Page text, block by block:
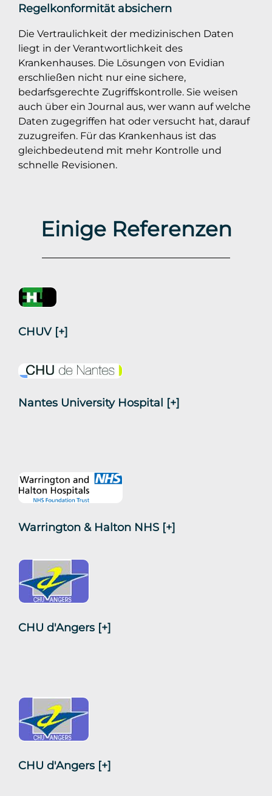
Regelkonformität absichern
Die Vertraulichkeit der medizinischen Daten
liegt in der Verantwortlichkeit des
Krankenhauses. Die Lösungen von Evidian
erschließen nicht nur eine sichere,
bedarfsgerechte Zugriffskontrolle. Sie weisen
auch über ein Journal aus, wer wann auf welche
Daten zugegriffen hat oder versucht hat, darauf
zuzugreifen. Für das Krankenhaus ist das
gleichbedeutend mit mehr Kontrolle und
schnelle Revisionen.
Einige Referenzen
CHUV [+]
Nantes University Hospital [+]
Warrington & Halton NHS [+]
CHU d'Angers [+]
CHU d'Angers [+]